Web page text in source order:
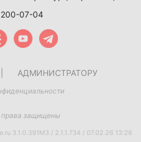
07-04
АДМИНИСТРАТОРУ
защищены
3.1.0.391M3 / 2.1.1.734 / 07.02.26 13:26